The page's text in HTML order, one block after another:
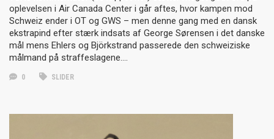
oplevelsen i Air Canada Center i går aftes, hvor kampen mod
Schweiz ender i OT og GWS – men denne gang med en dansk
ekstrapind efter stærk indsats af George Sørensen i det danske
mål mens Ehlers og Björkstrand passerede den schweiziske
målmand på straffeslagene….
0 SLIDER